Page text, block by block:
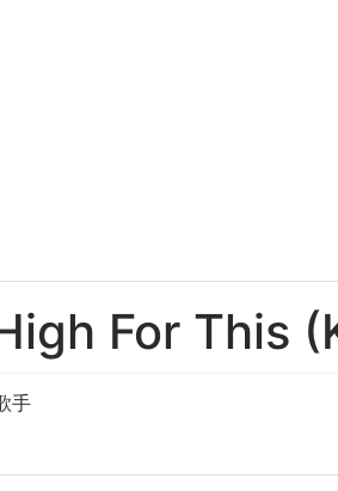
For This
手